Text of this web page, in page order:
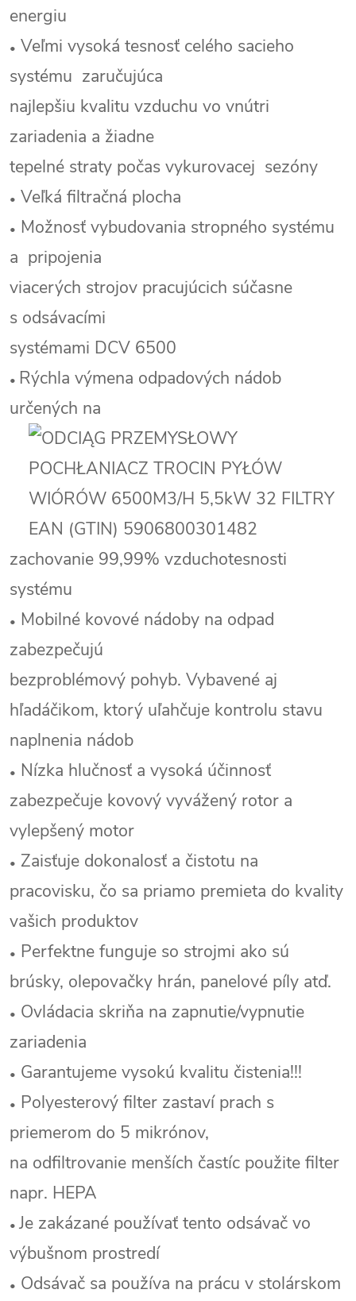
energiu
• Veľmi vysoká tesnosť celého sacieho
systému zaručujúca
najlepšiu kvalitu vzduchu vo vnútri
zariadenia a žiadne
tepelné straty počas vykurovacej sezóny
• Veľká filtračná plocha
• Možnosť vybudovania stropného systému
a pripojenia
viacerých strojov pracujúcich súčasne
s odsávacími
systémami DCV 6500
• Rýchla výmena odpadových nádob
určených na
zachovanie 99,99% vzduchotesnosti
systému
• Mobilné kovové nádoby na odpad
zabezpečujú
bezproblémový pohyb. Vybavené aj
hľadáčikom, ktorý uľahčuje kontrolu stavu
naplnenia nádob
• Nízka hlučnosť a vysoká účinnosť
zabezpečuje kovový vyvážený rotor a
vylepšený motor
• Zaisťuje dokonalosť a čistotu na
pracovisku, čo sa priamo premieta do kvality
vašich produktov
• Perfektne funguje so strojmi ako sú
brúsky, olepovačky hrán, panelové píly atď.
• Ovládacia skriňa na zapnutie/vypnutie
zariadenia
• Garantujeme vysokú kvalitu čistenia!!!
• Polyesterový filter zastaví prach s
priemerom do 5 mikrónov,
na odfiltrovanie menších častíc použite filter
napr. HEPA
• Je zakázané používať tento odsávač vo
výbušnom prostredí
• Odsávač sa používa na prácu v stolárskom